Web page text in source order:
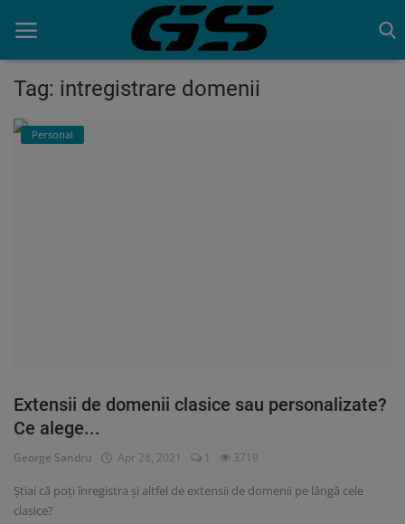
Acasa
Tag: intregistrare domenii
Personal
Extensii de domenii clasice sau personalizate?
Ce alege...
George Sandru Apr 28, 2021 1 3719
Știai că poți înregistra și altfel de extensii de domenii pe lângă cele
clasice?